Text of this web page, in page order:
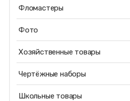
Фломастеры
Фото
Хозяйственные товары
Чертёжные наборы
Школьные товары